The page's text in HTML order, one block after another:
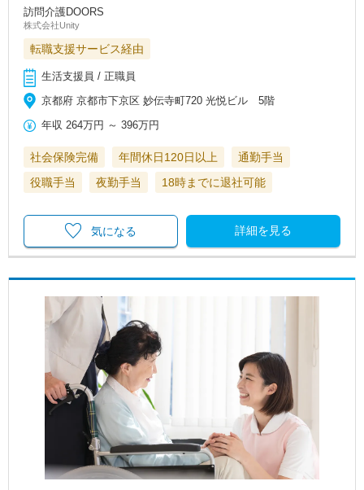
訪問介護DOORS
株式会社Unity
転職支援サービス経由
生活支援員 / 正職員
京都府 京都市下京区 妙伝寺町720 光悦ビル 5階
年収 264万円 ～396万円
社会保険完備 年間休日120日以上
通勤手当
役職手当
夜勤手当 18時までに退社可能
詳細を見る
気になる